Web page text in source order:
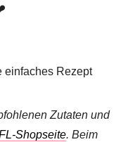
Zutaten und
Shopseite. Beim